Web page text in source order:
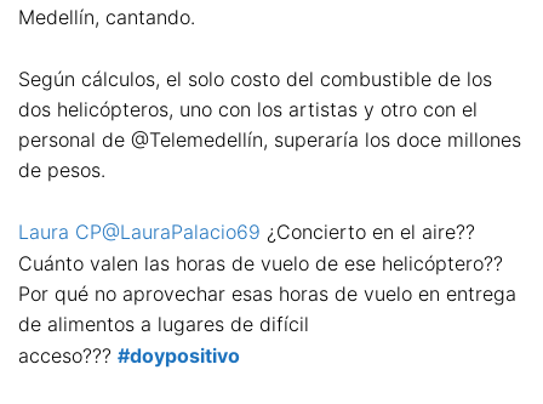
Medellín, cantando.
Según cálculos, el solo costo del combustible de los
dos helicópteros, uno con los artistas y otro con el
personal de @Telemedellín, superaría los doce millones
de pesos.
Laura CP@LauraPalacio69 ¿Concierto en el aire??
Cuánto valen las horas de vuelo de ese helicóptero??
Por qué no aprovechar esas horas de vuelo en entrega
de alimentos a lugares de difícil
acceso??? #doypositivo